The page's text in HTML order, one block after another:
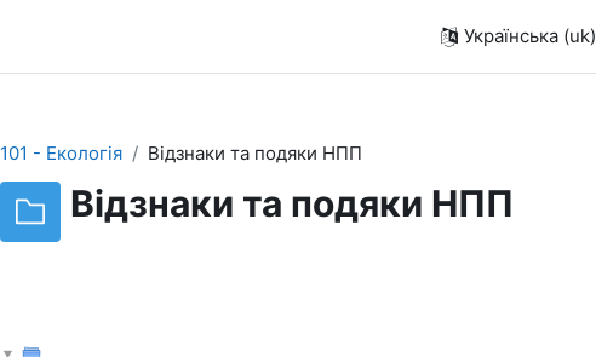
Українська ‎(uk)‎
101 - Екологія
Відзнаки та подяки НПП
Відзнаки та подяки НПП